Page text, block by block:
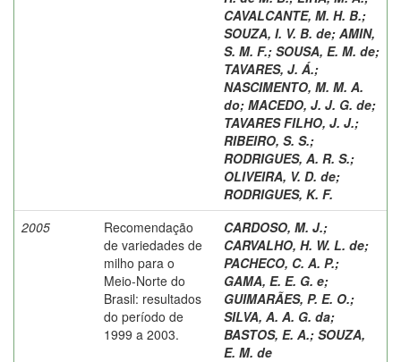
CAVALCANTE, M. H. B.;
SOUZA, I. V. B. de; AMIN,
S. M. F.; SOUSA, E. M. de;
TAVARES, J. Á.;
NASCIMENTO, M. M. A.
do; MACEDO, J. J. G. de;
TAVARES FILHO, J. J.;
RIBEIRO, S. S.;
RODRIGUES, A. R. S.;
OLIVEIRA, V. D. de;
RODRIGUES, K. F.
2005
Recomendação
de variedades de
milho para o
Meio-Norte do
Brasil: resultados
do período de
1999 a 2003.
CARDOSO, M. J.;
CARVALHO, H. W. L. de;
PACHECO, C. A. P.;
GAMA, E. E. G. e;
GUIMARÃES, P. E. O.;
SILVA, A. A. G. da;
BASTOS, E. A.; SOUZA,
E. M. de